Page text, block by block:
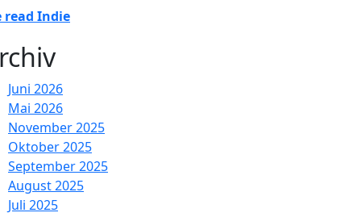
read Indie
Juni 2026
Mai 2026
November 2025
Oktober 2025
September 2025
August 2025
Juli 2025